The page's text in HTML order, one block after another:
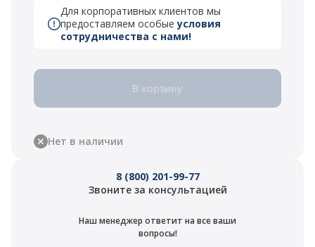
Для корпоративных клиентов мы
предоставляем особыеусловия
сотрудничества с нами!
В корзину
Нет в наличии
8 (800) 201-99-77
Звоните за консультацией
Наш менеджер ответит на все ваши
вопросы!